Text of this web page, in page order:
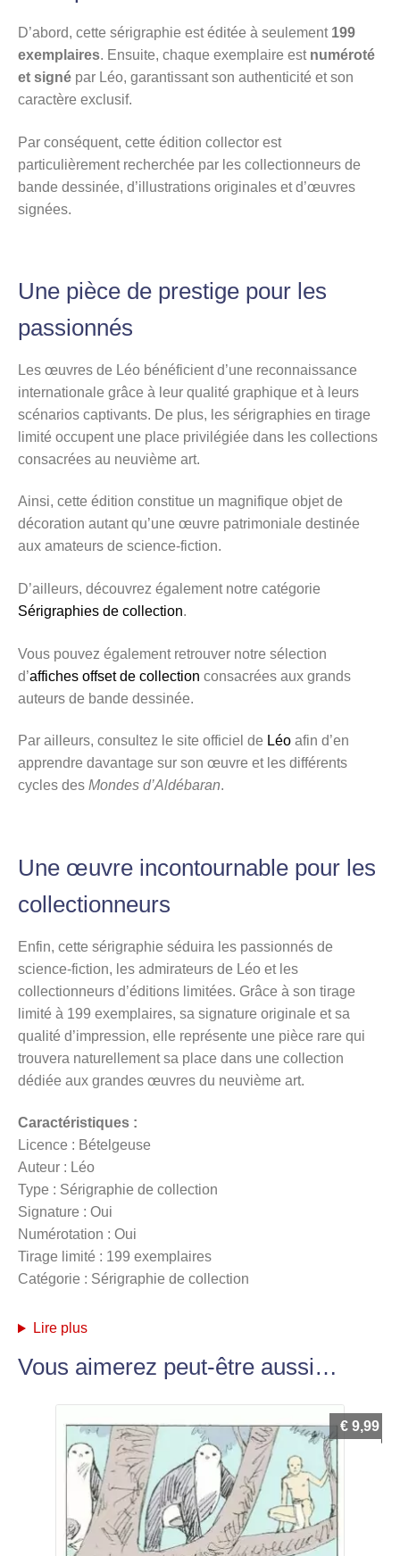
D’abord, cette sérigraphie est éditée à seulement 199
exemplaires. Ensuite, chaque exemplaire est numéroté
et signé par Léo, garantissant son authenticité et son
caractère exclusif.
Par conséquent, cette édition collector est
particulièrement recherchée par les collectionneurs de
bande dessinée, d’illustrations originales et d’œuvres
signées.
Une pièce de prestige pour les
passionnés
Les œuvres de Léo bénéficient d’une reconnaissance
internationale grâce à leur qualité graphique et à leurs
scénarios captivants. De plus, les sérigraphies en tirage
limité occupent une place privilégiée dans les collections
consacrées au neuvième art.
Ainsi, cette édition constitue un magnifique objet de
décoration autant qu’une œuvre patrimoniale destinée
aux amateurs de science-fiction.
D’ailleurs, découvrez également notre catégorie
Sérigraphies de collection.
Vous pouvez également retrouver notre sélection
d’affiches offset de collection consacrées aux grands
auteurs de bande dessinée.
Par ailleurs, consultez le site officiel de Léo afin d’en
apprendre davantage sur son œuvre et les différents
cycles des Mondes d’Aldébaran.
Une œuvre incontournable pour les
collectionneurs
Enfin, cette sérigraphie séduira les passionnés de
science-fiction, les admirateurs de Léo et les
collectionneurs d’éditions limitées. Grâce à son tirage
limité à 199 exemplaires, sa signature originale et sa
qualité d’impression, elle représente une pièce rare qui
trouvera naturellement sa place dans une collection
dédiée aux grandes œuvres du neuvième art.
Caractéristiques :
Licence : Bételgeuse
Auteur : Léo
Type : Sérigraphie de collection
Signature : Oui
Numérotation : Oui
Tirage limité : 199 exemplaires
Catégorie : Sérigraphie de collection
Lire plus
Vous aimerez peut-être aussi…
€ 9,99